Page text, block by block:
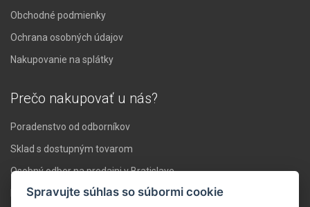
Obchodné podmienky
Ochrana osobných údajov
Nakupovanie na splátky
Prečo nakupovať u nás?
Poradenstvo od odborníkov
Sklad s dostupným tovarom
Osobný odber na predajni v Bratislave
Doprava nad 119 € zadarmo
Spravujte súhlas so súbormi cookie